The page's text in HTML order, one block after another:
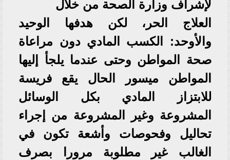
لإشراف وزارة الصحة من خلال
العلاج الحر، لكن هدفها الوحيد
والأوحد: الكسب المادي دون مراعاة
صحة المواطن وحتى عندما يلجأ إليها
المواطن ميسور الحال يقع فريسة
للابتزاز المادي بكل الوسائل
المشروعة وغير المشروعة من إجراء
تحاليل وفحوصات وأشعة تكون في
الغالب غير مطلوبة مرورا بصرف